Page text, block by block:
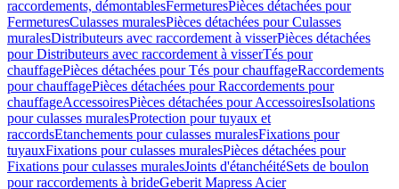
raccordements, démontablesFermeturesPièces détachées pour
FermeturesCulasses muralesPièces détachées pour Culasses
muralesDistributeurs avec raccordement à visserPièces détachées
pour Distributeurs avec raccordement à visserTés pour
chauffagePièces détachées pour Tés pour chauffageRaccordements
pour chauffagePièces détachées pour Raccordements pour
chauffageAccessoiresPièces détachées pour AccessoiresIsolations
pour culasses muralesProtection pour tuyaux et
raccordsEtanchements pour culasses muralesFixations pour
tuyauxFixations pour culasses muralesPièces détachées pour
Fixations pour culasses muralesJoints d'étanchéitéSets de boulon
pour raccordements à brideGeberit Mapress Acier